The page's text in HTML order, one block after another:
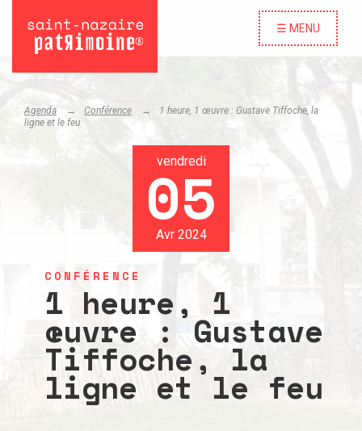
☰ MENU
Agenda Conférence
1 heure, 1 œuvre : Gustave Tiffoche, la
ligne et le feu
vendredi
05
Avr 2024
CONFÉRENCE
1 heure, 1
œuvre : Gustave
Tiffoche, la
ligne et le feu